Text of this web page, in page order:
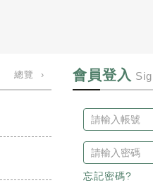
總覽 › 會員登入
忘記密碼?